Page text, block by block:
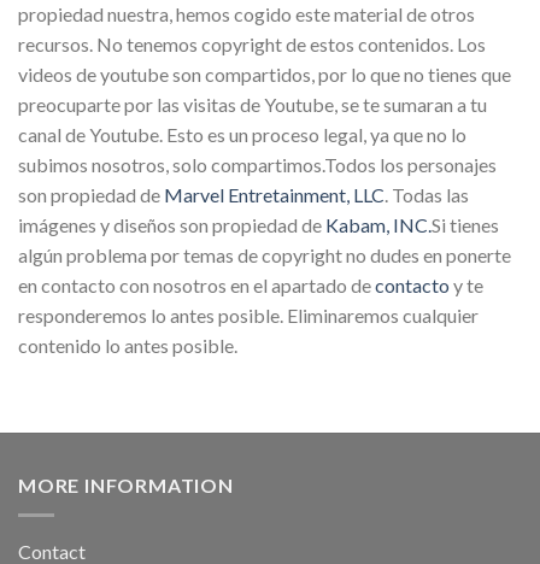
propiedad nuestra, hemos cogido este material de otros
recursos. No tenemos copyright de estos contenidos. Los
videos de youtube son compartidos, por lo que no tienes que
preocuparte por las visitas de Youtube, se te sumaran a tu
canal de Youtube. Esto es un proceso legal, ya que no lo
subimos nosotros, solo compartimos.Todos los personajes
son propiedad de Marvel Entretainment, LLC. Todas las
imágenes y diseños son propiedad de Kabam, INC.Si tienes
algún problema por temas de copyright no dudes en ponerte
en contacto con nosotros en el apartado decontacto y te
responderemos lo antes posible. Eliminaremos cualquier
contenido lo antes posible.
MORE INFORMATION
Contact